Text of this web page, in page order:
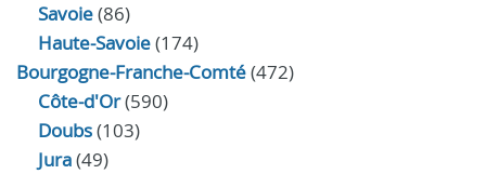
Savoie(86)
Haute-Savoie(174)
Bourgogne-Franche-Comté(472)
Côte-d'Or(590)
Doubs(103)
Jura(49)